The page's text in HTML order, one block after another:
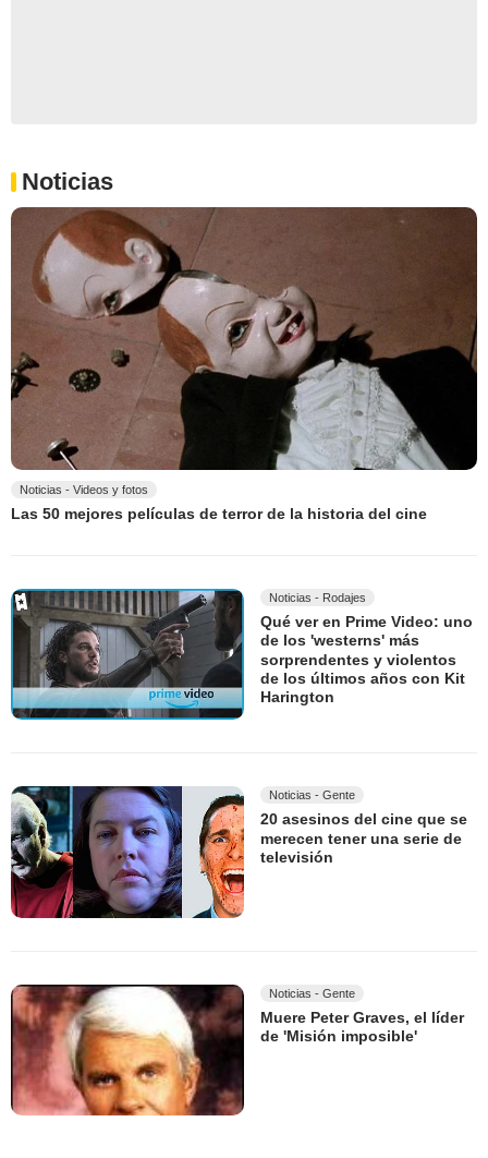
Noticias
Noticias - Videos y fotos
Las 50 mejores películas de terror de la historia del cine
Noticias - Rodajes
Qué ver en Prime Video: uno
de los 'westerns' más
sorprendentes y violentos
de los últimos años con Kit
Harington
Noticias - Gente
20 asesinos del cine que se
merecen tener una serie de
televisión
Noticias - Gente
Muere Peter Graves, el líder
de 'Misión imposible'